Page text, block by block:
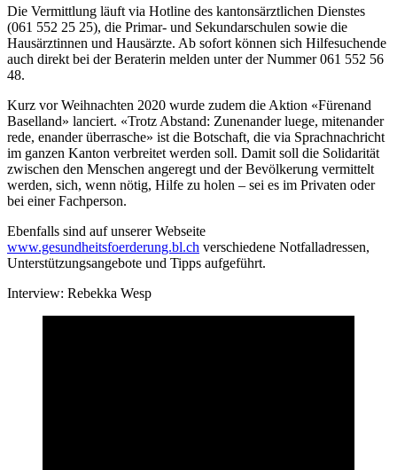
Die Vermittlung läuft via Hotline des kantonsärztlichen Dienstes
(061 552 25 25), die Primar- und Sekundarschulen sowie die
Hausärztinnen und Hausärzte. Ab sofort können sich Hilfesuchende
auch direkt bei der Beraterin melden unter der Nummer 061 552 56
48.
Kurz vor Weihnachten 2020 wurde zudem die Aktion «Fürenand
Baselland» lanciert. «Trotz Abstand: Zunenander luege, mitenander
rede, enander überrasche» ist die Botschaft, die via Sprachnachricht
im ganzen Kanton verbreitet werden soll. Damit soll die Solidarität
zwischen den Menschen angeregt und der Bevölkerung vermittelt
werden, sich, wenn nötig, Hilfe zu holen – sei es im Privaten oder
bei einer Fachperson.
Ebenfalls sind auf unserer Webseite
www.gesundheitsfoerderung.bl.ch verschiedene Notfalladressen,
Unterstützungsangebote und Tipps aufgeführt.
Interview: Rebekka Wesp